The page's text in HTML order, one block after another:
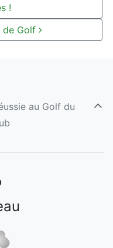
!
de Golf
au Golf du